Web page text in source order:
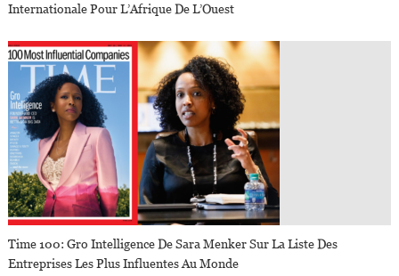
Internationale Pour L’Afrique De L’Ouest
Time 100: Gro Intelligence De Sara Menker Sur La Liste Des
Entreprises Les Plus Influentes Au Monde